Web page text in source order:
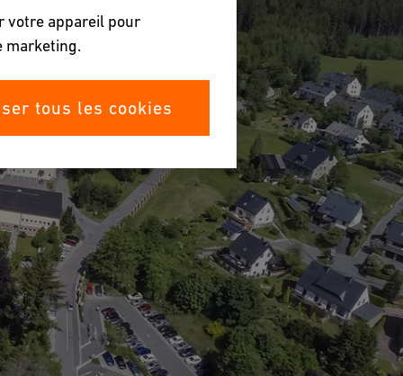
votre appareil pour
marketing.
tous les cookies